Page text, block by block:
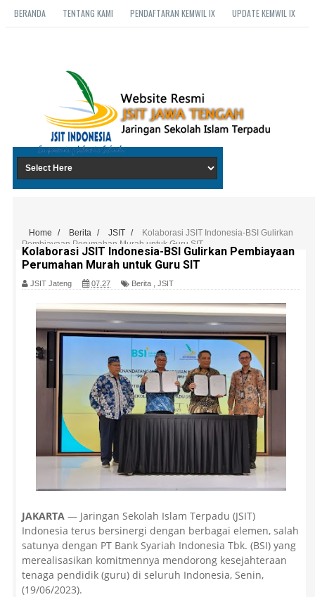
BERANDA TENTANG KAMI PENDAFTARAN KEMWIL IX UPDATE KEMWIL IX
Home / Berita / JSIT /
Kolaborasi JSIT Indonesia-BSI Gulirkan
Pembiayaan Perumahan Murah untuk Guru SIT
Kolaborasi JSIT Indonesia-BSI Gulirkan Pembiayaan
Perumahan Murah untuk Guru SIT
JSIT Jateng 07.27 Berita JSIT
JAKARTA — Jaringan Sekolah Islam Terpadu (JSIT)
Indonesia terus bersinergi dengan berbagai elemen, salah
satunya dengan PT Bank Syariah Indonesia Tbk. (BSI) yang
merealisasikan komitmennya mendorong kesejahteraan
tenaga pendidik (guru) di seluruh Indonesia, Senin,
(19/06/2023).